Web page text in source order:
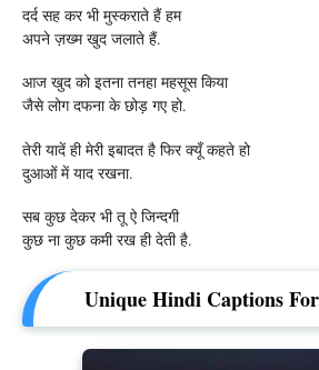
दर्द सह कर भी मुस्कराते हैं हम
अपने ज़ख्म खुद जलाते हैं.
आज खुद को इतना तनहा महसूस किया
जैसे लोग दफना के छोड़ गए हो.
तेरी यादें ही मेरी इबादत है फिर क्यूँ कहते हो
दुआओं में याद रखना.
सब कुछ देकर भी तू ऐ जिन्दगी
कुछ ना कुछ कमी रख ही देती है.
Unique Hindi Captions